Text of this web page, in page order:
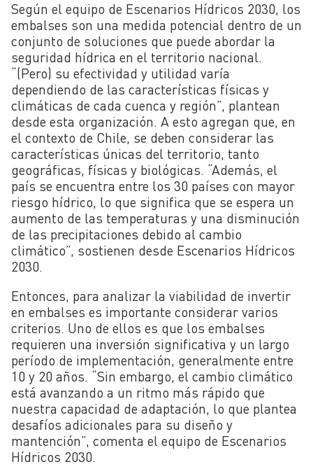
Según el equipo de Escenarios Hídricos 2030, los
embalses son una medida potencial dentro de un
conjunto de soluciones que puede abordar la
seguridad hídrica en el territorio nacional.
“(Pero) su efectividad y utilidad varía
dependiendo de las características físicas y
climáticas de cada cuenca y región”, plantean
desde esta organización. A esto agregan que, en
el contexto de Chile, se deben considerar las
características únicas del territorio, tanto
geográficas, físicas y biológicas. “Además, el
país se encuentra entre los 30 países con mayor
riesgo hídrico, lo que significa que se espera un
aumento de las temperaturas y una disminución
de las precipitaciones debido al cambio
climático”, sostienen desde Escenarios Hídricos
2030.
Entonces, para analizar la viabilidad de invertir
en embalses es importante considerar varios
criterios. Uno de ellos es que los embalses
requieren una inversión significativa y un largo
período de implementación, generalmente entre
10 y 20 años. “Sin embargo, el cambio climático
está avanzando a un ritmo más rápido que
nuestra capacidad de adaptación, lo que plantea
desafíos adicionales para su diseño y
mantención”, comenta el equipo de Escenarios
Hídricos 2030.